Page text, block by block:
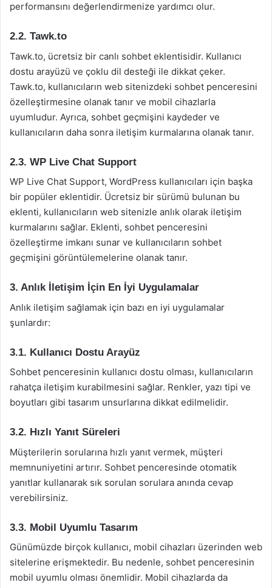
performansını değerlendirmenize yardımcı olur.
2.2. Tawk.to
Tawk.to, ücretsiz bir canlı sohbet eklentisidir. Kullanıcı
dostu arayüzü ve çoklu dil desteği ile dikkat çeker.
Tawk.to, kullanıcıların web sitenizdeki sohbet penceresini
özelleştirmesine olanak tanır ve mobil cihazlarla
uyumludur. Ayrıca, sohbet geçmişini kaydeder ve
kullanıcıların daha sonra iletişim kurmalarına olanak tanır.
2.3. WP Live Chat Support
WP Live Chat Support, WordPress kullanıcıları için başka
bir popüler eklentidir. Ücretsiz bir sürümü bulunan bu
eklenti, kullanıcıların web sitenizle anlık olarak iletişim
kurmalarını sağlar. Eklenti, sohbet penceresini
özelleştirme imkanı sunar ve kullanıcıların sohbet
geçmişini görüntülemelerine olanak tanır.
3. Anlık İletişim İçin En İyi Uygulamalar
Anlık iletişim sağlamak için bazı en iyi uygulamalar
şunlardır:
3.1. Kullanıcı Dostu Arayüz
Sohbet penceresinin kullanıcı dostu olması, kullanıcıların
rahatça iletişim kurabilmesini sağlar. Renkler, yazı tipi ve
boyutları gibi tasarım unsurlarına dikkat edilmelidir.
3.2. Hızlı Yanıt Süreleri
Müşterilerin sorularına hızlı yanıt vermek, müşteri
memnuniyetini artırır. Sohbet penceresinde otomatik
yanıtlar kullanarak sık sorulan sorulara anında cevap
verebilirsiniz.
3.3. Mobil Uyumlu Tasarım
Günümüzde birçok kullanıcı, mobil cihazları üzerinden web
sitelerine erişmektedir. Bu nedenle, sohbet penceresinin
mobil uyumlu olması önemlidir. Mobil cihazlarda da